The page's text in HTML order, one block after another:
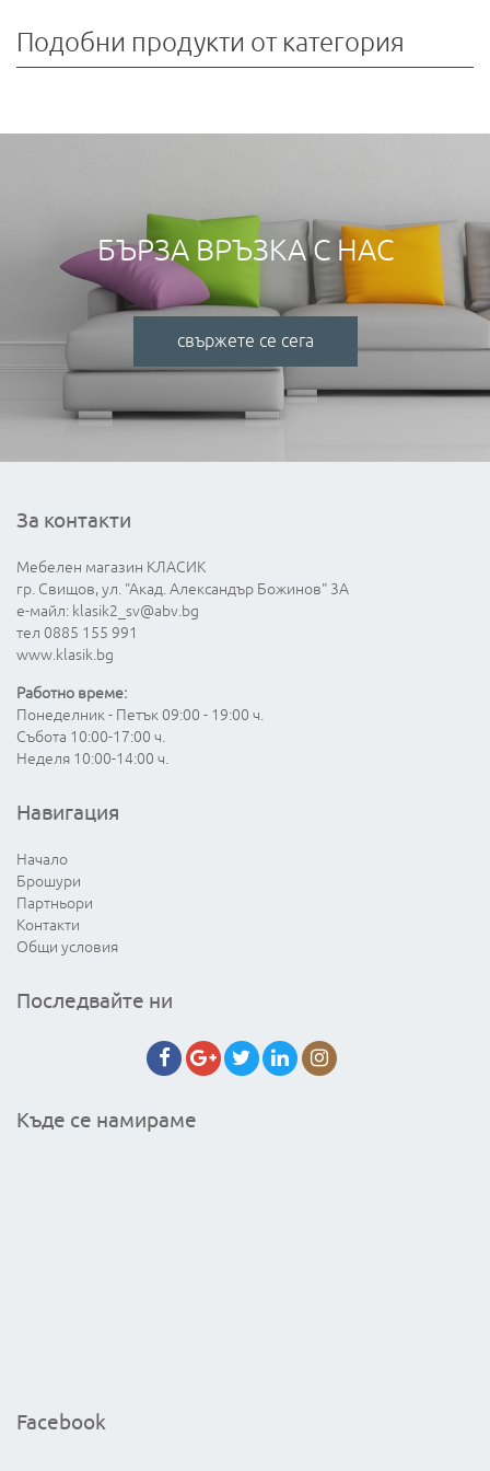
Подобни продукти от категория
БЪРЗА ВРЪЗКА С НАС
свържете се сега
За контакти
Мебелен магазин КЛАСИК
гр. Свищов, ул. "Акад. Александър Божинов" 3А
е-майл: klasik2_sv@abv.bg
тел 0885 155 991
www.klasik.bg
Работно време:
Понеделник - Петък 09:00 - 19:00 ч.
Събота 10:00-17:00 ч.
Неделя 10:00-14:00 ч.
Навигация
Начало
Брошури
Партньори
Контакти
Общи условия
Последвайте ни
Къде се намираме
Facebook